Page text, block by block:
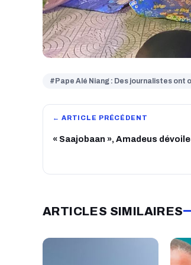
#Pape Alé Niang : Des journalistes
← ARTICLE PRÉCÉDENT
« Saajobaan », Amadeus
ARTICLES SIMILAIRES